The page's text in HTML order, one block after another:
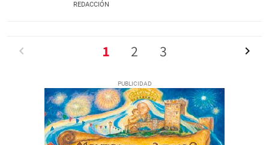
REDACCIÓN
1 2 3